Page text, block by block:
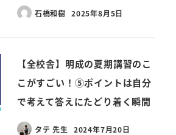
石橋和樹 2025年8月5日
【全校舎】明成の夏期講習のこ
こがすごい！⑤ポイントは自分
で考えて答えにたどり着く瞬間
タテ 先生 2024年7月20日